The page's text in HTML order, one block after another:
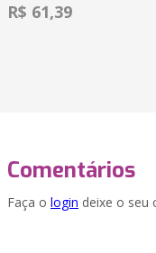
R$ 61,39
Comentários
Faça o login deixe o seu